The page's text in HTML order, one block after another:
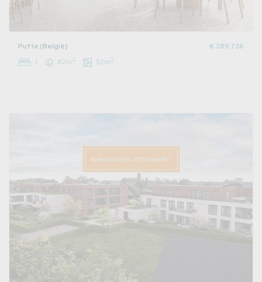
Putte (België)
€ 289.726
1
82m2 92m2